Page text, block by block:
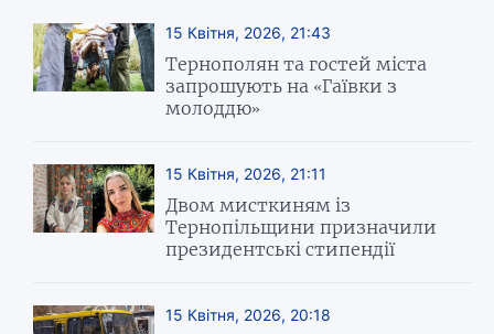
15 Квітня, 2026, 21:43
Тернополян та гостей міста
запрошують на «Гаївки з
молоддю»
15 Квітня, 2026, 21:11
Двом мисткиням із
Тернопільщини призначили
президентські стипендії
15 Квітня, 2026, 20:18